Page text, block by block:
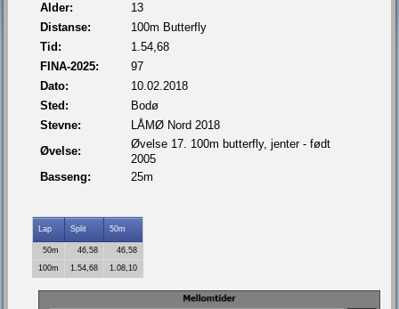
Alder:
13
Distanse:
100m Butterfly
Tid:
1.54,68
FINA-2025:
97
Dato:
10.02.2018
Sted:
Bodø
Stevne:
LÅMØ Nord 2018
Øvelse:
Øvelse 17. 100m butterfly, jenter - født
2005
Basseng:
25m
Lap Split 50m
50m 46,58
46,58
100m
1.54,68 1.08,10